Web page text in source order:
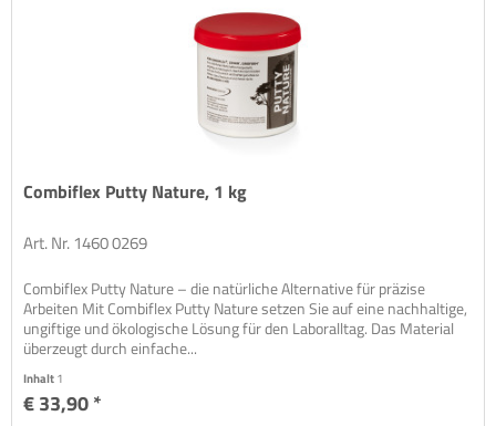
Combiflex Putty Nature, 1 kg
Art. Nr. 1460 0269
Combiflex Putty Nature – die natürliche Alternative für präzise
Arbeiten Mit Combiflex Putty Nature setzen Sie auf eine nachhaltige,
ungiftige und ökologische Lösung für den Laboralltag. Das Material
überzeugt durch einfache...
Inhalt1
€ 33,90 *